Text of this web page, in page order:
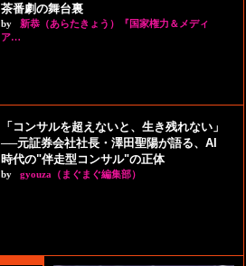
茶番劇の舞台裏
by
新恭（あらたきょう）『国家権力＆メディ
ア…
「コンサルを超えないと、生き残れない」
──元証券会社社長・澤田聖陽が語る、AI
時代の"伴走型コンサル"の正体
by gyouza（まぐまぐ編集部）